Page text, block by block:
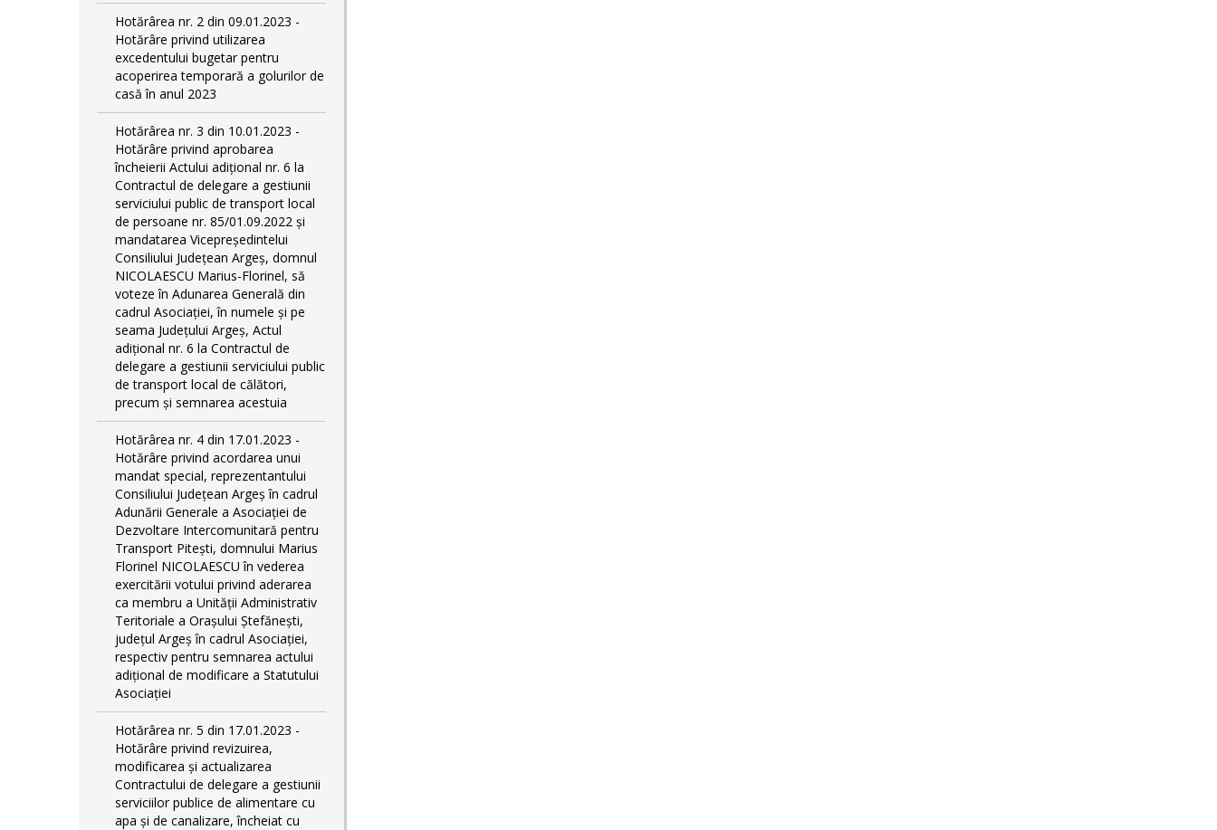
Hotărârea nr. 2 din 09.01.2023 -
Hotărâre privind utilizarea
excedentului bugetar pentru
acoperirea temporară a golurilor de
casă în anul 2023
Hotărârea nr. 3 din 10.01.2023 -
Hotărâre privind aprobarea
încheierii Actului adițional nr. 6 la
Contractul de delegare a gestiunii
serviciului public de transport local
de persoane nr. 85/01.09.2022 și
mandatarea Vicepreședintelui
Consiliului Județean Argeș, domnul
NICOLAESCU Marius-Florinel, să
voteze în Adunarea Generală din
cadrul Asociației, în numele și pe
seama Județului Argeș, Actul
adițional nr. 6 la Contractul de
delegare a gestiunii serviciului public
de transport local de călători,
precum și semnarea acestuia
Hotărârea nr. 4 din 17.01.2023 -
Hotărâre privind acordarea unui
mandat special, reprezentantului
Consiliului Județean Argeș în cadrul
Adunării Generale a Asociației de
Dezvoltare Intercomunitară pentru
Transport Pitești, domnului Marius
Florinel NICOLAESCU în vederea
exercitării votului privind aderarea
ca membru a Unității Administrativ
Teritoriale a Orașului Ștefănești,
județul Argeș în cadrul Asociației,
respectiv pentru semnarea actului
adițional de modificare a Statutului
Asociației
Hotărârea nr. 5 din 17.01.2023 -
Hotărâre privind revizuirea,
modificarea și actualizarea
Contractului de delegare a gestiunii
serviciilor publice de alimentare cu
apa și de canalizare, încheiat cu